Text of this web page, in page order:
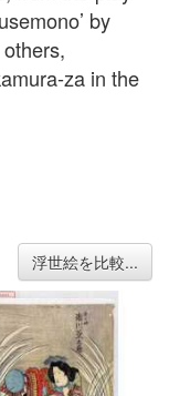
by
za in the
浮世絵を比較...